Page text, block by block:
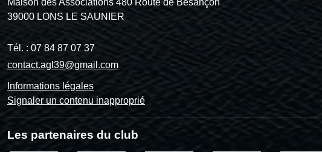
39000 LONS LE SAUNIER
Tél. : 07 84 87 07 37
contact.agl39@gmail.com
Informations légales
Signaler un contenu inapproprié
Les partenaires du club